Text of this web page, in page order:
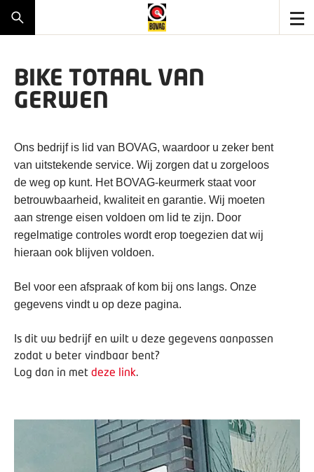
BIKE TOTAAL VAN
GERWEN
Ons bedrijf is lid van BOVAG, waardoor u zeker bent
van uitstekende service. Wij zorgen dat u zorgeloos
de weg op kunt. Het BOVAG-keurmerk staat voor
betrouwbaarheid, kwaliteit en garantie. Wij moeten
aan strenge eisen voldoen om lid te zijn. Door
regelmatige controles wordt erop toegezien dat wij
hieraan ook blijven voldoen.
Bel voor een afspraak of kom bij ons langs. Onze
gegevens vindt u op deze pagina.
Is dit uw bedrijf en wilt u deze gegevens aanpassen
zodat u beter vindbaar bent?
Log dan in met deze link.